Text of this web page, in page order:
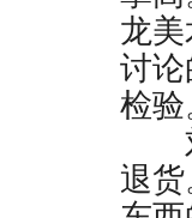
龙
讨
检验
刘
退